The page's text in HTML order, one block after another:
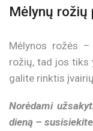
Mėlynų rožių
Mėlynos rožės
rožių, tad jos tiks
galite rinktis
Norėdami
dieną –